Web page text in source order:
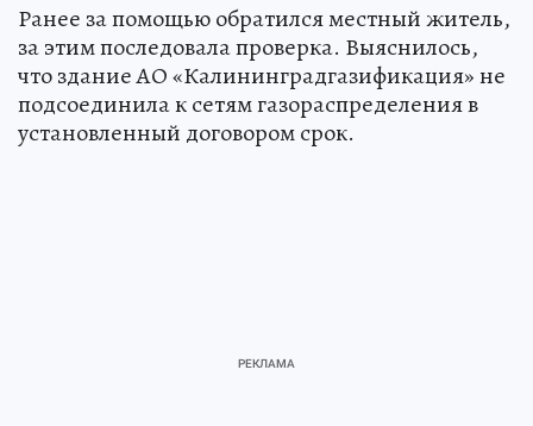
Ранее за помощью обратился местный житель,
за этим последовала проверка. Выяснилось,
что здание АО «Калининградгазификация» не
подсоединила к сетям газораспределения в
установленный договором срок.